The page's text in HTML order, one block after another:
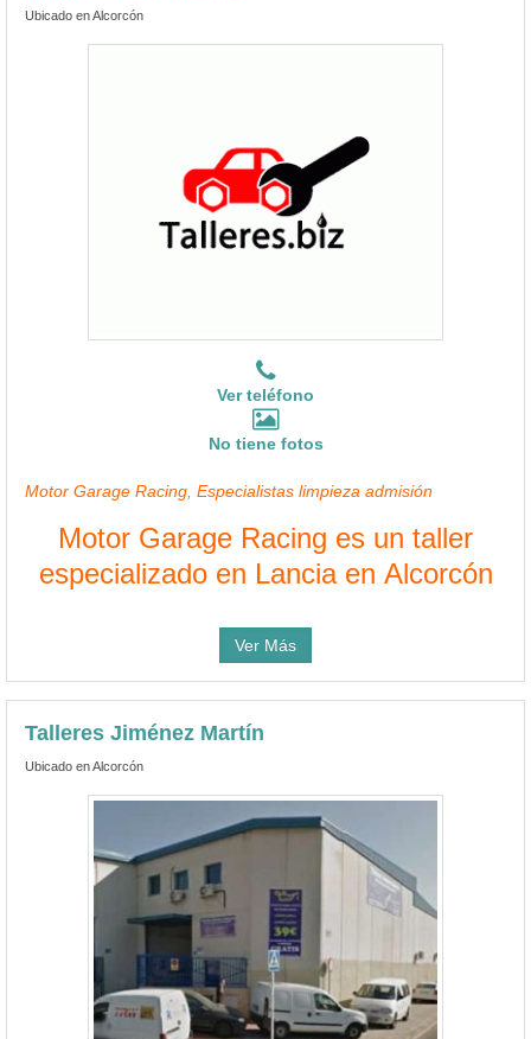
Ubicado en Alcorcón
Ver teléfono
No tiene fotos
Motor Garage Racing, Especialistas limpieza admisión
Motor Garage Racing es un taller
especializado en Lancia en Alcorcón
Ver Más
Talleres Jiménez Martín
Ubicado en Alcorcón